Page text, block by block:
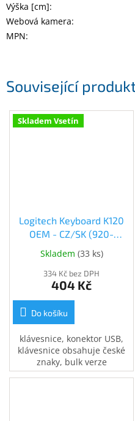
Související
Skladem Vsetín
Logitech Keyboard K120
OEM - CZ/SK (920-
002641)
Skladem (33 ks)
334 Kč bez DPH
404 Kč
Do košíku
klávesnice, konektor USB,
klávesnice obsahuje české
znaky, bulk verze
Výška [cm]:
Webová kamera:
MPN: